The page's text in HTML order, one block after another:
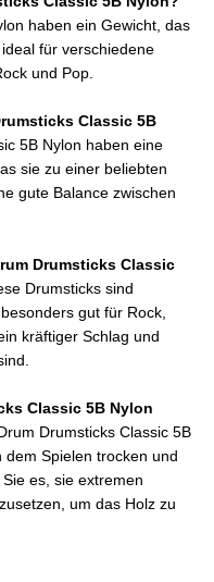
haben ein Gewicht, das
für verschiedene
und Pop.
Classic 5B
5B Nylon haben eine
sie zu einer beliebten
gute Balance zwischen
Drumsticks Classic
Drumsticks sind
gut für Rock,
kräftiger Schlag und
Classic 5B Nylon
Drumsticks Classic 5B
dem Spielen trocken und
es, sie extremen
um das Holz zu